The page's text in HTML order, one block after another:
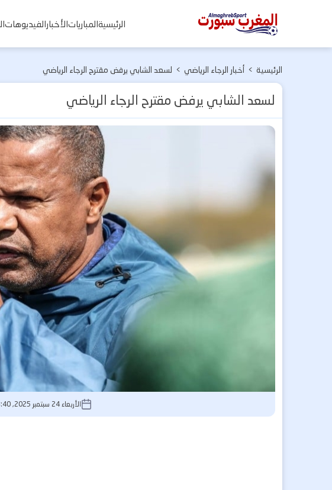
المغرب
الرئيسيةالمبارياتالأخبارالفيديوهات
الرئيسية > أخبار الرجاء الرياضي > لسعد الشابي يرفض مقترح الرجاء الرياضي
لسعد الشابي يرفض مقترح الرجاء الرياضي
الأربعاء 24 سبتمبر 2025, 3:40 مساءً